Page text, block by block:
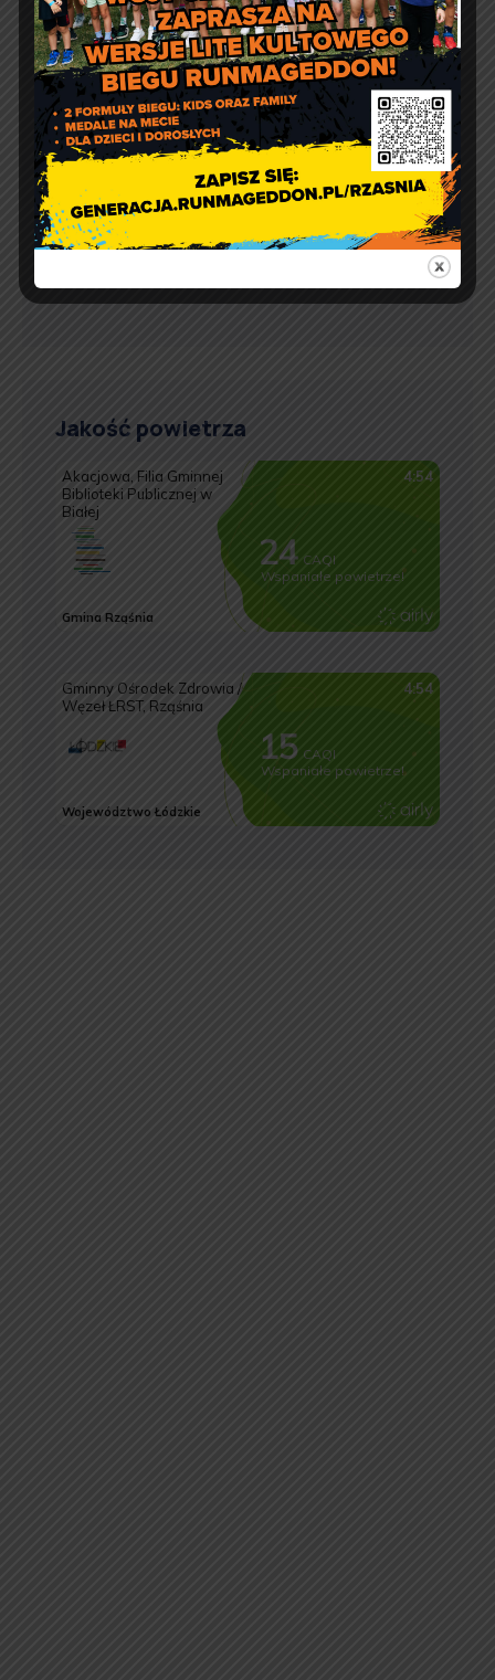
98 – 332 Rząśnia
e-doręczenia:AE:PL-57726-56911-GBSAJ-23
adres email:gmina@rzasnia.pl
tel. 44 631-71-22 (biuro podawcze)
Godziny otwarcia Urzędu:
pon.: 9:00 – 17:00
Jakość powietrza